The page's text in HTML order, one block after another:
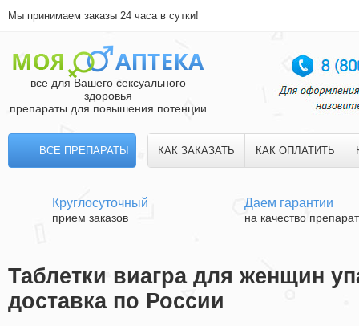
Мы принимаем заказы 24 часа в сутки!
все для Вашего сексуального
здоровья
препараты для повышения потенции
ВСЕ ПРЕПАРАТЫ КАК ЗАКАЗАТЬ КАК ОПЛАТИТЬ
Круглосуточный
прием заказов
Даем гарантии
на качество
Таблетки виагра для женщин
доставка по России